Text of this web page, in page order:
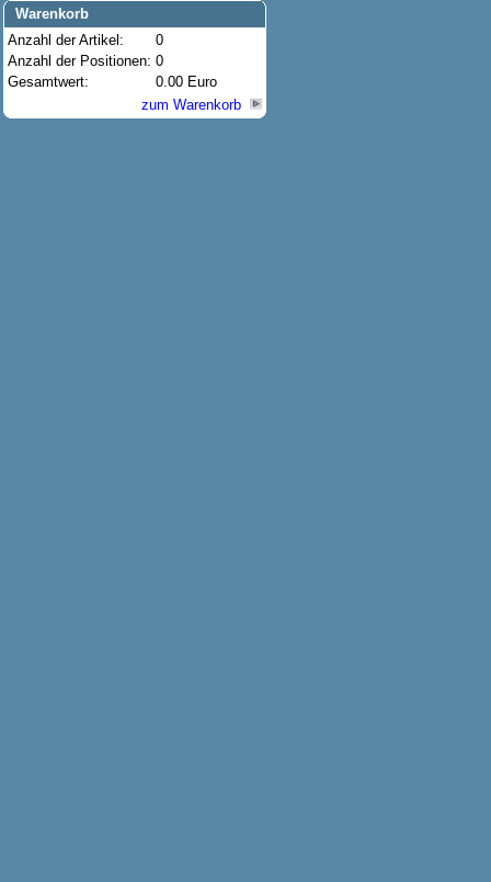
Warenkorb
Anzahl der Artikel:
0
Anzahl der Positionen: 0
Gesamtwert:
0.00 Euro
zum Warenkorb